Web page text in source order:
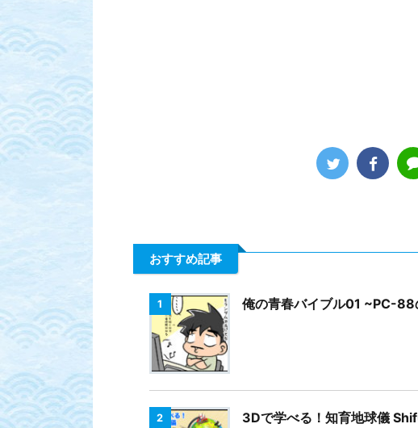
おすすめ記事
1 俺の青春バイブル01 ~PC-
2 3Dで学べる！知育地球儀